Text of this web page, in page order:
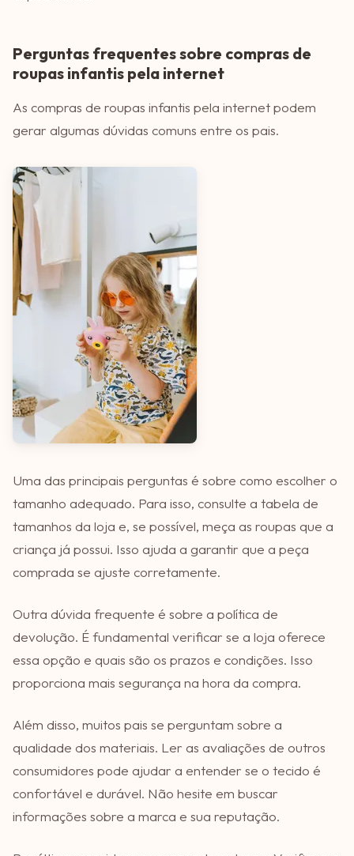
Perguntas frequentes sobre compras de
roupas infantis pela internet
As compras de roupas infantis pela internet podem
gerar algumas dúvidas comuns entre os pais.
Uma das principais perguntas é sobre como escolher o
tamanho adequado. Para isso, consulte a tabela de
tamanhos da loja e, se possível, meça as roupas que a
criança já possui. Isso ajuda a garantir que a peça
comprada se ajuste corretamente.
Outra dúvida frequente é sobre a política de
devolução. É fundamental verificar se a loja oferece
essa opção e quais são os prazos e condições. Isso
proporciona mais segurança na hora da compra.
Além disso, muitos pais se perguntam sobre a
qualidade dos materiais. Ler as avaliações de outros
consumidores pode ajudar a entender se o tecido é
confortável e durável. Não hesite em buscar
informações sobre a marca e sua reputação.